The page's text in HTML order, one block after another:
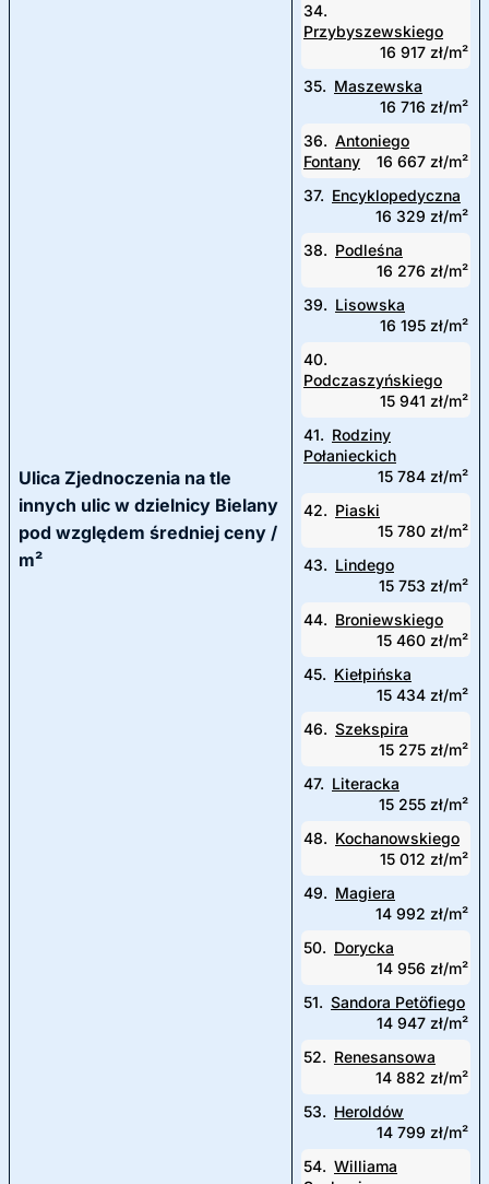
Ulica Zjednoczenia na tle
innych ulic w dzielnicy Bielany
pod względem średniej ceny /
m²
34.
Przybyszewskiego
16 917 zł/m²
35. Maszewska
16 716 zł/m²
36. Antoniego
Fontany
16 667 zł/m²
37. Encyklopedyczna
16 329 zł/m²
38. Podleśna
16 276 zł/m²
39. Lisowska
16 195 zł/m²
40.
Podczaszyńskiego
15 941 zł/m²
41. Rodziny
Połanieckich
15 784 zł/m²
42. Piaski
15 780 zł/m²
43. Lindego
15 753 zł/m²
44. Broniewskiego
15 460 zł/m²
45. Kiełpińska
15 434 zł/m²
46. Szekspira
15 275 zł/m²
47. Literacka
15 255 zł/m²
48. Kochanowskiego
15 012 zł/m²
49. Magiera
14 992 zł/m²
50. Dorycka
14 956 zł/m²
51. Sandora Petöfiego
14 947 zł/m²
52. Renesansowa
14 882 zł/m²
53. Heroldów
14 799 zł/m²
54. Williama